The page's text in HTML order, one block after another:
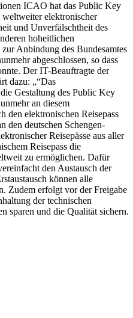
ICAO hat das Public Key
elektronischer
und Unverfälschtheit des
hoheitlichen
Anbindung des Bundesamtes
abgeschlossen, so dass
Der IT-Beauftragte der
dazu: „“Das
Gestaltung des Public Key
an diesem
den elektronischen Reisepass
den deutschen Schengen-
Reisepässe aus aller
Reisepass die
zu ermöglichen. Dafür
den Austausch der
können alle
Zudem erfolgt vor der Freigabe
der technischen
sparen und die Qualität sichern.